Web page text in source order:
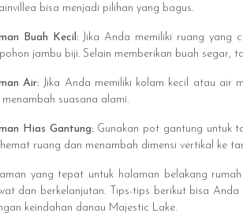
bisa menjadi pilihan yang bagus.
Buah Kecil: Jika Anda memiliki ruang yang
jambu biji. Selain memberikan buah segar,
Air: Jika Anda memiliki kolam kecil atau air
menambah suasana alami.
Hias Gantung: Gunakan pot gantung untuk
ruang dan menambah dimensi vertikal ke
yang tepat untuk halaman belakang
dan berkelanjutan. Tips-tips berikut bisa
keindahan danau Majestic Lake.